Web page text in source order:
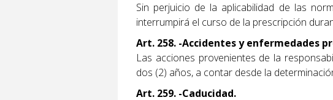
Sin perjuicio de la aplicabilidad de las
interrumpirá el curso de la prescripción
Art. 258. -Accidentes y enfermedades
Las acciones provenientes de la
dos (2) años, a contar desde la
Art. 259. -Caducidad.